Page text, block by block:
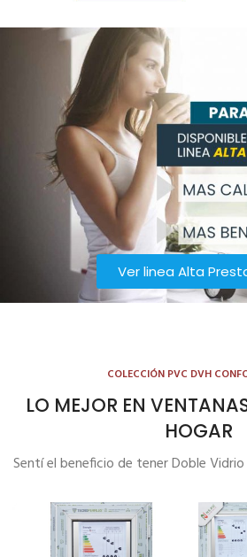
Ver linea Alta
COLECCIÓN PVC DVH
LO MEJOR EN
HOGAR
Sentí el beneficio de tener Doble